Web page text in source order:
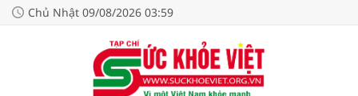
Chủ Nhật 09/08/2026 03:59